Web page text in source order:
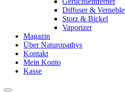
Diffuser &
Storz & Bickel
Vaporizer
Magazin
Über Naturopathys
Kontakt
Mein Konto
Kasse